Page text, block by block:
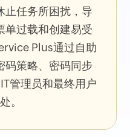
止任务所困扰，导
单过载和创建易受
Plus通过自助
码策略、密码同步
管理员和最终用户
。